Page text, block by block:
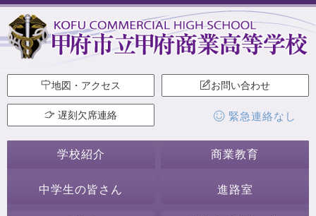
地図・アクセス お問い合わせ
遅刻欠席連絡 緊急連絡なし
学校紹介 商業教育
中学生の皆さん 進路室